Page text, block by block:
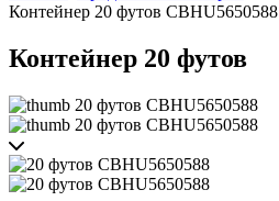
Контейнер 20 футов CBHU5650588
Контейнер 20 футов